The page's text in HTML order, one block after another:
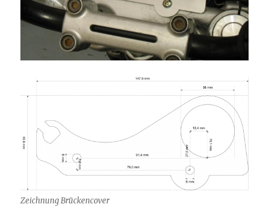
Zeichnung Brückencover